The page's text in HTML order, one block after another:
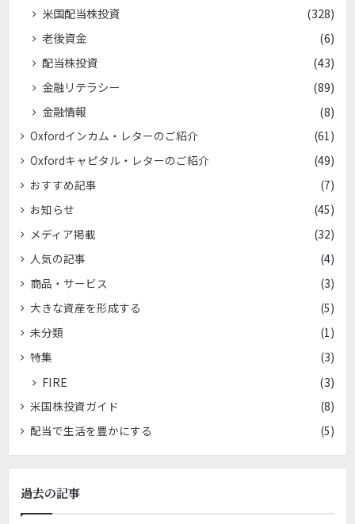
米国配当株投資
(328)
老後資金
(6)
配当株投資
(43)
金融リテラシー
(89)
金融情報
(8)
Oxfordインカム・レターのご紹介
(61)
Oxfordキャピタル・レターのご紹介
(49)
おすすめ記事
(7)
お知らせ
(45)
メディア掲載
(32)
人気の記事
(4)
商品・サービス
(3)
大きな資産を形成する
(5)
未分類
(1)
特集
(3)
FIRE (3)
米国株投資ガイド
(8)
配当で生活を豊かにする
(5)
過去の記事